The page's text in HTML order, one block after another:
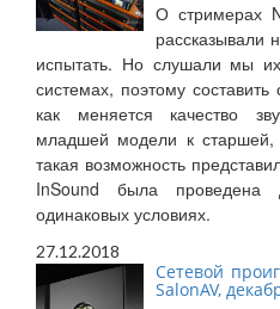
О стримерах
рассказывали
испытать. Но слушали мы
системах, поэтому
как меняется качество
младшей модели к
такая возможность
InSound была проведена
одинаковых условиях.
27.12.2018
Сетевой
SalonAV,